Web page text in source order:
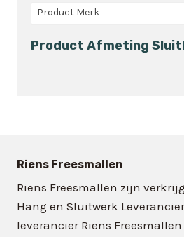
productpagina
Product Merk
Product Afmeting
Riens Freesmallen
Riens Freesmallen zijn
Hang en Sluitwerk
leverancier Riens